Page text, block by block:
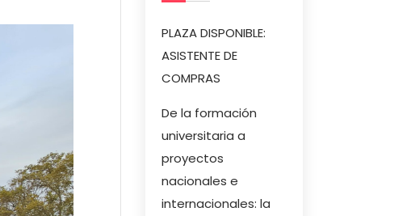
PLAZA DISPONIBLE:
ASISTENTE DE
COMPRAS
De la formación
universitaria a
proyectos
nacionales e
internacionales: la